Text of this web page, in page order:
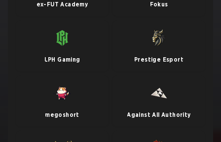
ex-FUT Academy Fokus
LPH Gaming Prestige Esport
megoshort Against All Authority